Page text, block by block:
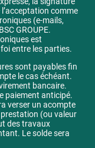
comme
(e-mails,
GROUPE.
est
entre les parties.
sont payables fin
le cas échéant.
bancaire.
paiement anticipé.
verser un acompte
(ou valeur
des travaux
Le solde sera